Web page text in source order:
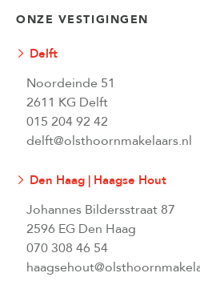
ONZE VESTIGINGEN
Delft
Noordeinde 51
2611 KG Delft
015 204 92 42
delft@olsthoornmakelaars.nl
Den Haag | Haagse Hout
Johannes Bildersstraat 87
2596 EG Den Haag
070 308 46 54